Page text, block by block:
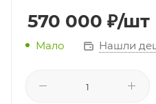
570 000 ₽/шт
Мало Нашли